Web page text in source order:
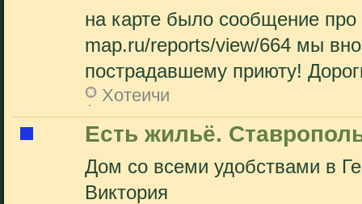
на карте было сообщение
map.ru/reports/view/664 мы
пострадавшему приюту!
Хотеичи
Есть жильё.
Дом со всеми удобствами в
Виктория